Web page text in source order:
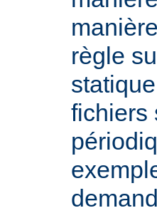
règle
fichiers